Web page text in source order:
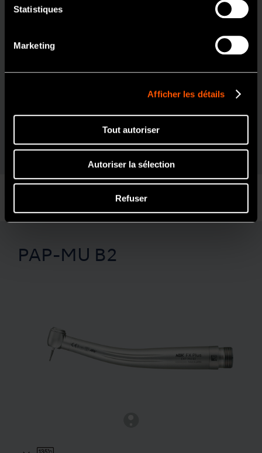
Statistiques
Marketing
Afficher les détails
Tout autoriser
Autoriser la sélection
Refuser
Spray
Système Clean Head
Griffe Bouton-poussoir Valve anti-retour
Valve de régulation de pression d'air Borden 2 voies
PAP-MU B2